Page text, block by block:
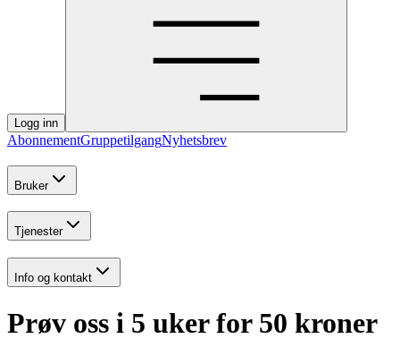
Logg inn
AbonnementGruppetilgangNyhetsbrev
Bruker
Tjenester
Info og kontakt
Prøv oss i 5 uker for 50 kroner